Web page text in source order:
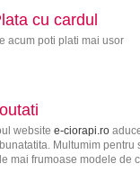
cu cardul
acum poti plati mai usor
website e-ciorapi.ro
Multumim pentru
mai frumoase modele de